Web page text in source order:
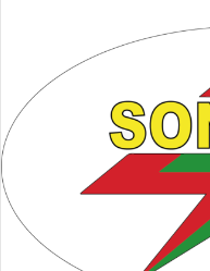
o
r
u
c